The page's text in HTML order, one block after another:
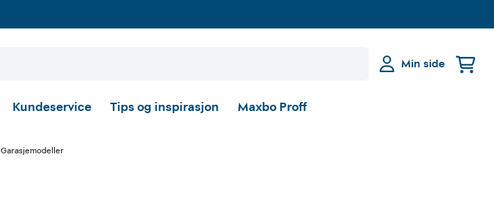
Min side
Kundeservice Tips og inspirasjon Maxbo Proff
Garasjemodeller